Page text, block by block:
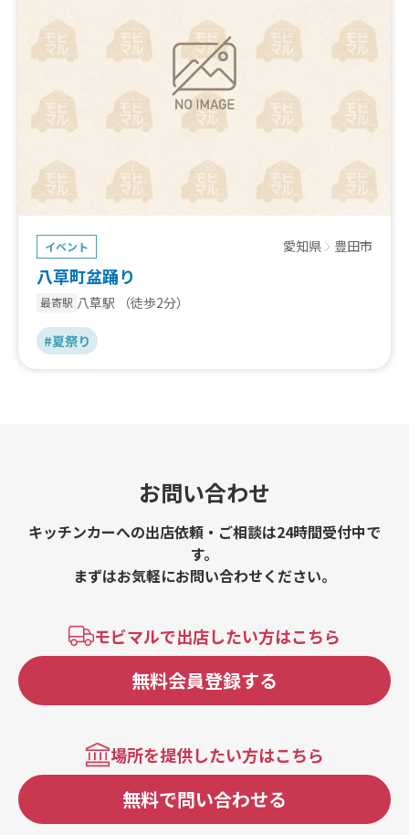
イベント 愛知県 豊田市
八草町盆踊り
最寄駅 八草駅 （徒歩2分）
#夏祭り
お問い合わせ
キッチンカーへの出店依頼・ご相談は24時間受付中で
す。
まずはお気軽にお問い合わせください。
モビマルで出店したい方はこちら
無料会員登録する
場所を提供したい方はこちら
無料で問い合わせる